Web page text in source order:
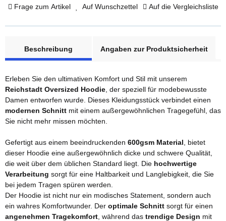
Frage zum Artikel Auf Wunschzettel Auf die Vergleichsliste
Beschreibung
Angaben zur Produktsicherheit
Erleben Sie den ultimativen Komfort und Stil mit unserem
Reichstadt Oversized Hoodie , der speziell für modebewusste
Damen entworfen wurde. Dieses Kleidungsstück verbindet einen
modernen Schnitt mit einem außergewöhnlichen Tragegefühl, das
Sie nicht mehr missen möchten.
Gefertigt aus einem beeindruckenden 600gsm Material , bietet
dieser Hoodie eine außergewöhnlich dicke und schwere Qualität,
die weit über dem üblichen Standard liegt. Die hochwertige
Verarbeitung sorgt für eine Haltbarkeit und Langlebigkeit, die Sie
bei jedem Tragen spüren werden.
Der Hoodie ist nicht nur ein modisches Statement, sondern auch
ein wahres Komfortwunder. Der optimale Schnitt sorgt für einen
angenehmen Tragekomfort , während das trendige Design mit